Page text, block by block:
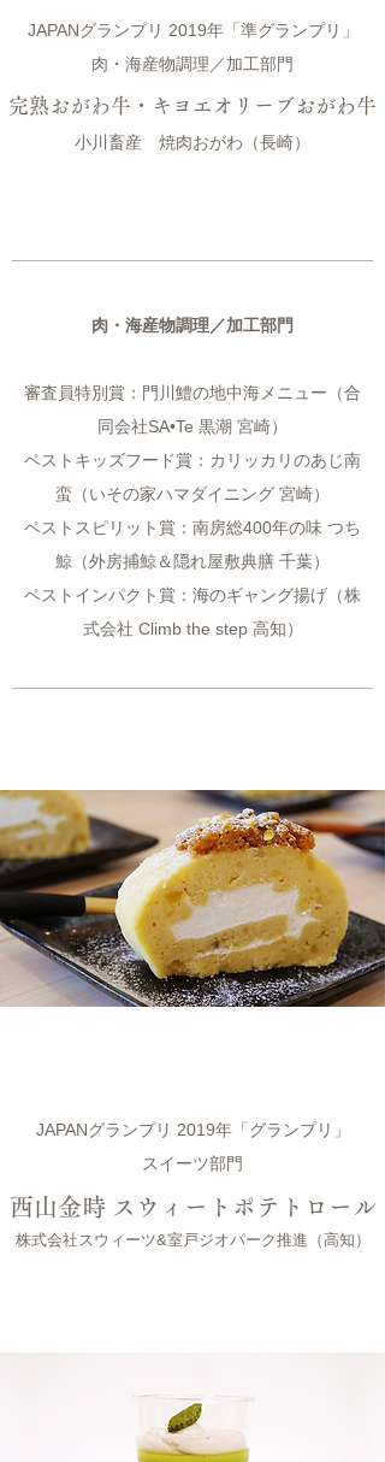
JAPANグランプリ 2019年「準グランプリ」
肉・海産物調理／加工部門
完熟おがわ牛・キヨエオリーブおがわ牛
小川畜産 焼肉おがわ（長崎）
肉・海産物調理／加工部門
審査員特別賞：門川鱧の地中海メニュー（合
同会社SA•Te 黒潮 宮崎）
ベストキッズフード賞：カリッカリのあじ南
蛮（いその家ハマダイニング 宮崎）
ベストスピリット賞：南房総400年の味 つち
鯨（外房捕鯨＆隠れ屋敷典膳 千葉）
ベストインパクト賞：海のギャング揚げ（株
式会社 Climb the step 高知）
JAPANグランプリ 2019年「グランプリ」
スイーツ部門
西山金時 スウィートポテトロール
株式会社スウィーツ&室戸ジオパーク推進（高知）